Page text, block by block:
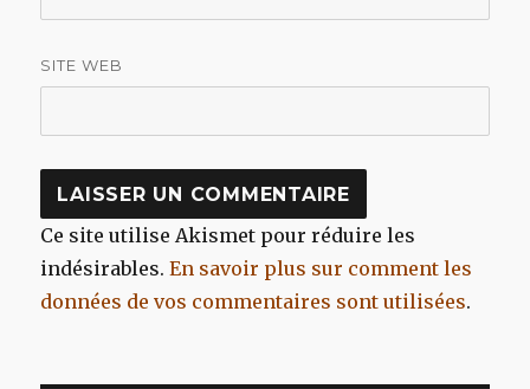
SITE WEB
Ce site utilise Akismet pour réduire les
indésirables.En savoir plus sur comment les
données de vos commentaires sont utilisées.